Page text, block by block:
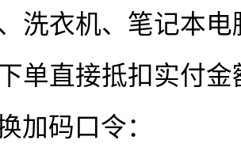
洗衣机、笔记本
单直接抵扣实付金
加码口令：